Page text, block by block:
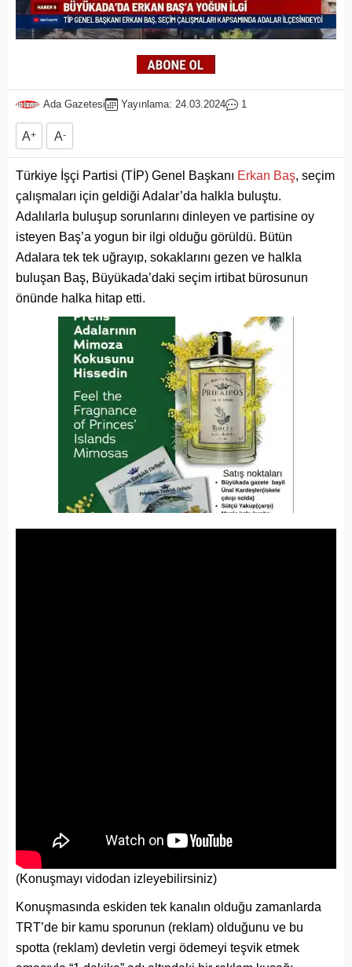
Ada Gazetesi Yayınlama: 24.03.2024 1
A+ A-
Türkiye İşçi Partisi (TİP) Genel Başkanı Erkan Baş, seçim
çalışmaları için geldiği Adalar’da halkla buluştu.
Adalılarla buluşup sorunlarını dinleyen ve partisine oy
isteyen Baş’a yogun bir ilgi olduğu görüldü. Bütün
Adalara tek tek uğrayıp, sokaklarını gezen ve halkla
buluşan Baş, Büyükada’daki seçim irtibat bürosunun
önünde halka hitap etti.
(Konuşmayı vidodan izleyebilirsiniz)
Konuşmasında eskiden tek kanalın olduğu zamanlarda
TRT’de bir kamu sporunun (reklam) olduğunu ve bu
spotta (reklam) devletin vergi ödemeyi teşvik etmek